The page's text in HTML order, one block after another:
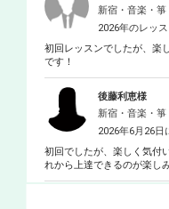
新宿・音楽・箏
2026年のレッ
初回レッスンでしたが、楽
です！
後藤利恵様
新宿・音楽・箏
2026年6月26日
初回でしたが、楽しく気付
れから上達できるのが楽し